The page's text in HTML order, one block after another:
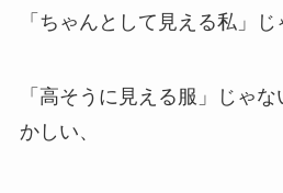
「ちゃんとして見える私」じ
「高そうに見える服」じゃ
かしい、